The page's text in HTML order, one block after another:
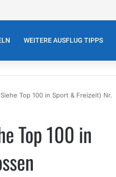
WEITERE AUSFLUG TIPPS
Top 100 in Sport & Freizeit) Nr.
Top 100 in